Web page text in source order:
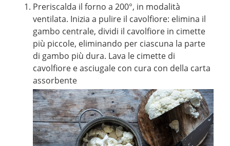
Preriscalda il forno a 200°, in modalità
ventilata. Inizia a pulire il cavolfiore: elimina il
gambo centrale, dividi il cavolfiore in cimette
più piccole, eliminando per ciascuna la parte
di gambo più dura. Lava le cimette di
cavolfiore e asciugale con cura con della carta
assorbente